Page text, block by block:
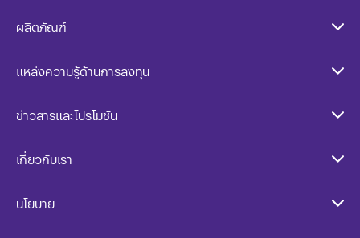
ผลิตภัณฑ์
แหล่งความรู้ด้านการลงทุน
ข่าวสารและโปรโมชัน
เกี่ยวกับเรา
นโยบาย​